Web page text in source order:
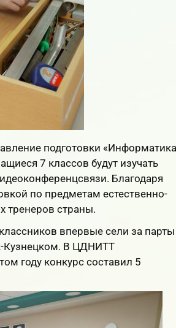
подготовки «Информатика
7 классов будут изучать
Благодаря
по предметам естественно-
тренеров страны.
впервые сели за парты
Кузнецком. В ЦДНИТТ
году конкурс составил 5